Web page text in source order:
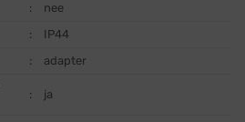
:
nee
:
IP44
:
adapter
: ja